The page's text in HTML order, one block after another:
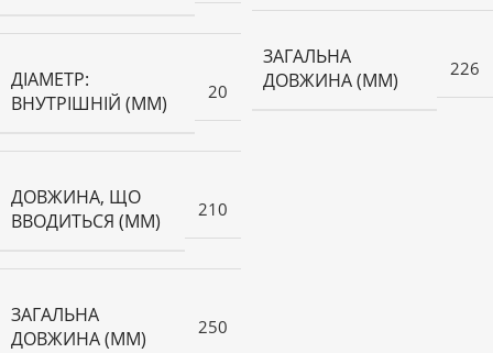
ДІАМЕТР:
ВНУТРІШНІЙ (ММ)
20
ДОВЖИНА, ЩО
ВВОДИТЬСЯ (ММ)
210
ЗАГАЛЬНА
ДОВЖИНА (ММ)
250
ЗАГАЛЬНА
ДОВЖИНА (ММ)
226